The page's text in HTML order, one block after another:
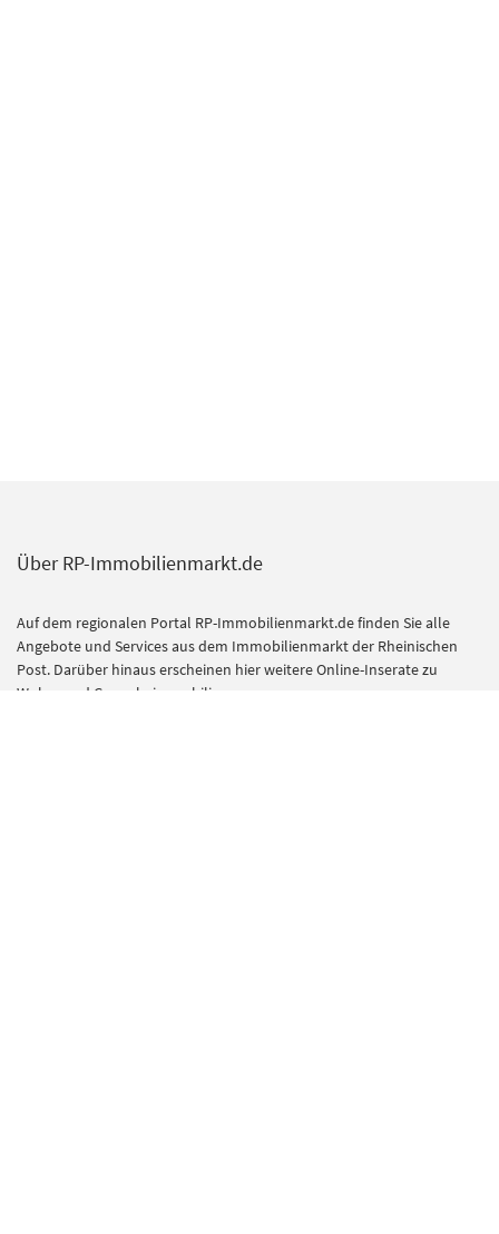
Über RP-Immobilienmarkt.de
Auf dem regionalen Portal RP-Immobilienmarkt.de finden Sie alle
Angebote und Services aus dem Immobilienmarkt der Rheinischen
Post. Darüber hinaus erscheinen hier weitere Online-Inserate zu
Wohn- und Gewerbeimmobilien.